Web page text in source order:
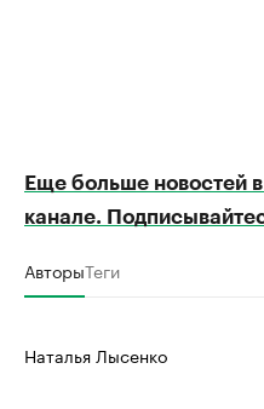
Еще больше новостей
канале.
АвторыТеги
Наталья Лысенко